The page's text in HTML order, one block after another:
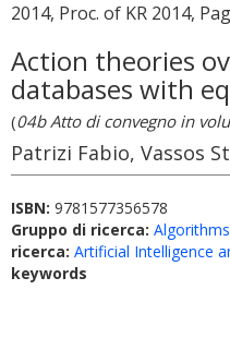
2014, Proc. of KR 2014,
Action theories
databases with
(04b Atto di convegno in
Patrizi Fabio, Vassos
ISBN: 9781577356578
Gruppo di ricerca:
ricerca: Artificial Intelligence
keywords